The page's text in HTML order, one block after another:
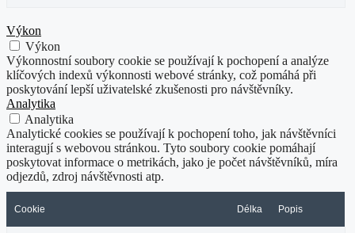
Výkon
Výkon
Výkonnostní soubory cookie se používají k pochopení a analýze
klíčových indexů výkonnosti webové stránky, což pomáhá při
poskytování lepší uživatelské zkušenosti pro návštěvníky.
Analytika
Analytika
Analytické cookies se používají k pochopení toho, jak návštěvníci
interagují s webovou stránkou. Tyto soubory cookie pomáhají
poskytovat informace o metrikách, jako je počet návštěvníků, míra
odjezdů, zdroj návštěvnosti atp.
Cookie Délka Popis